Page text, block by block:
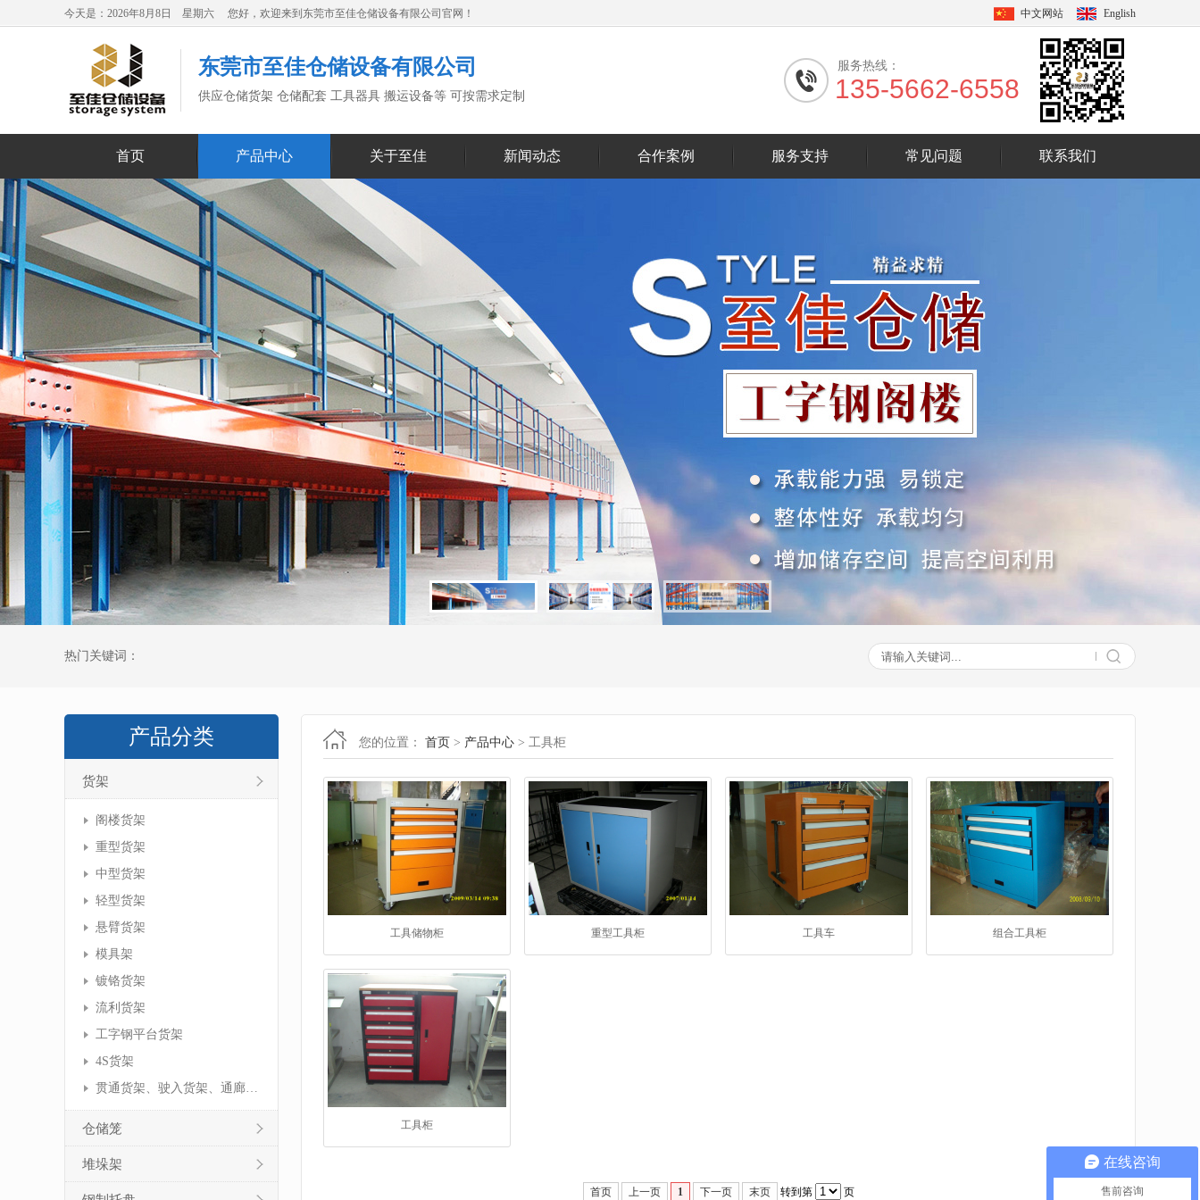
今天是：2026年8月8日 星期六 您好，欢迎来到东莞市至佳仓储设备有限公司官网！ 中文网站 English
东莞市至佳仓储设备有限公司
供应仓储货架 仓储配套 工具器具 搬运设备等 可按需求定制
服务热线：
135-5662-6558
首页 产品中心 关于至佳 新闻动态 合作案例 服务支持 常见问题 联系我们
热门关键词：
产品分类
货架
阁楼货架
重型货架
中型货架
轻型货架
悬臂货架
模具架
镀铬货架
流利货架
工字钢平台货架
4S货架
贯通货架、驶入货架、通廊货架
仓储笼
堆垛架
您的位置： 首页 > 产品中心 > 工具柜
工具储物柜 重型工具柜 工具车 组合工具柜
工具柜
首页 上一页 1 下一页 末页 转到第 页
在线咨询
售前咨询